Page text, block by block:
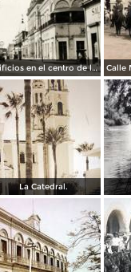
Edificios en el centro de la ciudad
La Catedral.